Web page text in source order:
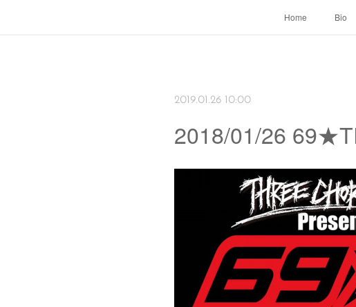
Home Bio
2019.01.26 10:00
2018/01/26